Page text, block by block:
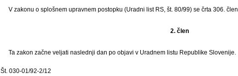
V zakonu o splošnem upravnem postopku (Uradni list RS, št. 80/99) se črta 306. člen.
2. člen
Ta zakon začne veljati naslednji dan po objavi v Uradnem listu Republike Slovenije.
Št. 030-01/92-2/12